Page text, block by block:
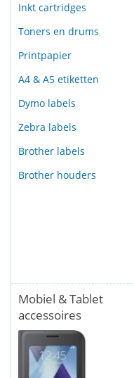
Inkt cartridges
Toners en drums
Printpapier
A4 & A5 etiketten
Dymo labels
Zebra labels
Brother labels
Brother houders
Mobiel & Tablet
accessoires